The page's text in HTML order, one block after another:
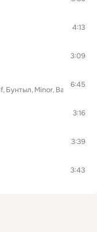
4:13
3:09
Бунтыл Minor Basmach
6:45
3:16
3:39
3:43